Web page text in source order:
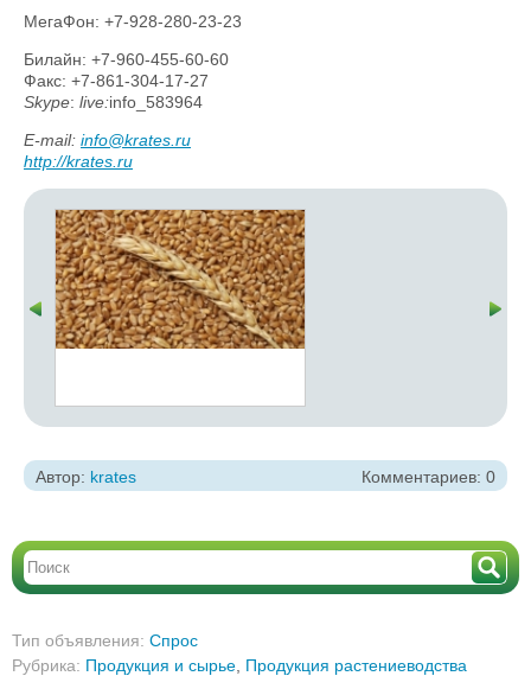
МегаФон: +7-928-280-23-23
Билайн: +7-960-455-60-60
Факс: +7-861-304-17-27
Skype: live:info_583964
Е-mail: info@krates.ru
http://krates.ru
Автор: krates Комментариев: 0
Тип объявления: Спрос
Рубрика: Продукция и сырье Продукция растениеводства